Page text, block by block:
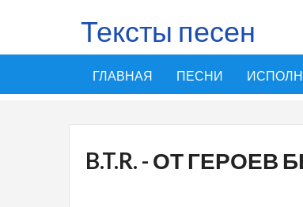
Тексты песен
ГЛАВНАЯ ПЕСНИ
B.T.R. - ОТ